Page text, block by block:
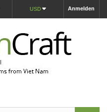
Anmelden
USD